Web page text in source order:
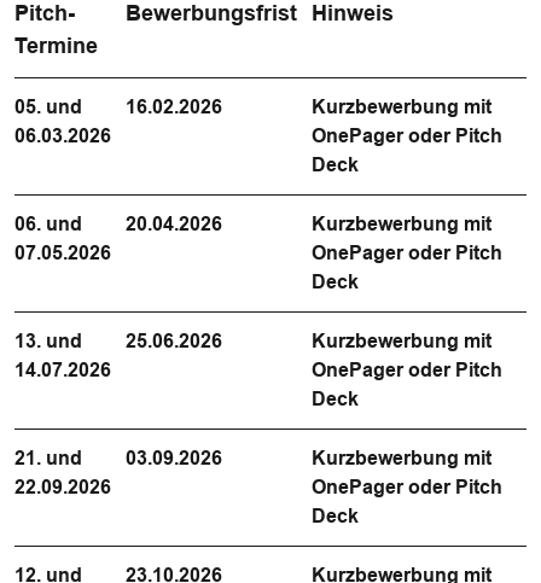
Pitch-
Termine
Bewerbungsfrist Hinweis
05. und
06.03.2026
16.02.2026
Kurzbewerbung mit
OnePager oder Pitch
Deck
06. und
07.05.2026
20.04.2026
Kurzbewerbung mit
OnePager oder Pitch
Deck
13. und
14.07.2026
25.06.2026
Kurzbewerbung mit
OnePager oder Pitch
Deck
21. und
22.09.2026
03.09.2026
Kurzbewerbung mit
OnePager oder Pitch
Deck
12. und 23.10.2026 Kurzbewerbung mit